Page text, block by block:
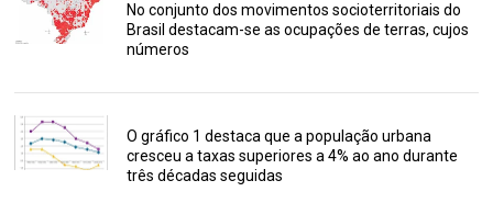
No conjunto dos movimentos socioterritoriais do
Brasil destacam-se as ocupações de terras, cujos
números
O gráfico 1 destaca que a população urbana
cresceu a taxas superiores a 4% ao ano durante
três décadas seguidas